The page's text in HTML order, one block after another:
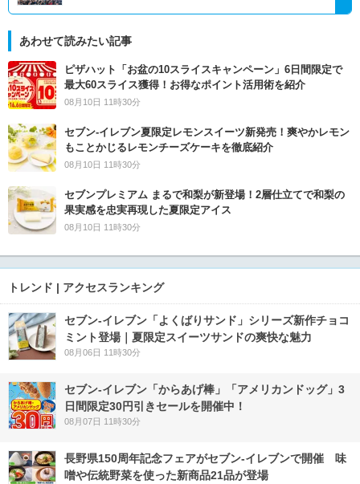
あわせて読みたい記事
ピザハット「お盆の10スライスキャンペーン」6日間限定で
最大60スライス獲得！お得なポイント活用術を紹介
08月10日 11時30分
セブン‐イレブン夏限定レモンスイーツ新発売！爽やかレモン
もことかじるレモンチーズケーキを徹底紹介
08月10日 11時30分
セブンプレミアム まるで和梨が新登場！2層仕立てで和梨の
果実感を忠実再現した夏限定アイス
08月10日 11時30分
トレンド | アクセスランキング
セブン‐イレブン「よくばりサンド」シリーズ新作チョコ
ミント登場｜夏限定スイーツサンドの爽快な魅力
08月06日 11時30分
セブン‐イレブン「からあげ棒」「アメリカンドッグ」3
日間限定30円引きセールを開催中！
08月07日 11時30分
長野県150周年記念フェアがセブン-イレブンで開催 味
噌や伝統野菜を使った新商品21品が登場